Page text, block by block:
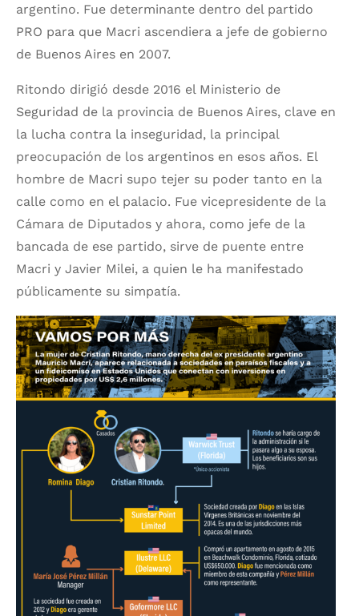
argentino. Fue determinante dentro del partido
PRO para que Macri ascendiera a jefe de gobierno
de Buenos Aires en 2007.
Ritondo dirigió desde 2016 el Ministerio de
Seguridad de la provincia de Buenos Aires, clave en
la lucha contra la inseguridad, la principal
preocupación de los argentinos en esos años. El
hombre de Macri supo tejer su poder tanto en la
calle como en el palacio. Fue vicepresidente de la
Cámara de Diputados y ahora, como jefe de la
bancada de ese partido, sirve de puente entre
Macri y Javier Milei, a quien le ha manifestado
públicamente su simpatía.